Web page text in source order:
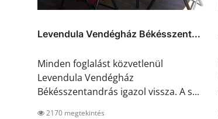
Levendula Vendégház Békésszent...
Minden foglalást közvetlenül
Levendula Vendégház
Békésszentandrás igazol vissza. A s...
2170 megtekintés